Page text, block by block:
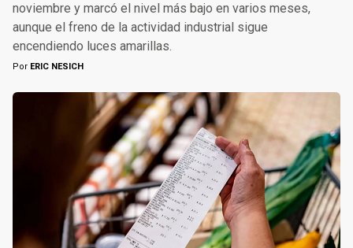
noviembre y marcó el nivel más bajo en varios meses,
aunque el freno de la actividad industrial sigue
encendiendo luces amarillas.
Por ERIC NESICH